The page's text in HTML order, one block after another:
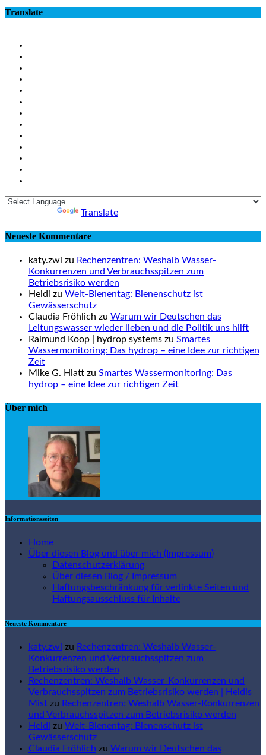
Translate
Translate
Neueste Kommentare
katy.zwi zu Rechenzentren: Weshalb Wasser-
Konkurrenzen und Verbrauchsspitzen zum
Betriebsrisiko werden
Heidi zu Welt-Bienentag: Bienenschutz ist
Gewässerschutz
Claudia Fröhlich zu Warum wir Deutschen das
Leitungswasser wieder lieben und die Politik uns hilft
Raimund Koop | hydrop systems zu Smartes
Wassermonitoring: Das hydrop – eine Idee zur richtigen
Zeit
Mike G. Hiatt zu Smartes Wassermonitoring: Das
hydrop – eine Idee zur richtigen Zeit
Über mich
Informationsseiten
Home
Über diesen Blog und über mich (Impressum)
Datenschutzerklärung
Über diesen Blog / Impressum
Haftungsbeschränkung für verlinkte Seiten und
Haftungsausschluss für Inhalte
Neueste Kommentare
katy.zwi zu Rechenzentren: Weshalb Wasser-
Konkurrenzen und Verbrauchsspitzen zum
Betriebsrisiko werden
Rechenzentren: Weshalb Wasser-Konkurrenzen und
Verbrauchsspitzen zum Betriebsrisiko werden | Heidis
Mist zu Rechenzentren: Weshalb Wasser-Konkurrenzen
und Verbrauchsspitzen zum Betriebsrisiko werden
Heidi zu Welt-Bienentag: Bienenschutz ist
Gewässerschutz
Claudia Fröhlich zu Warum wir Deutschen das